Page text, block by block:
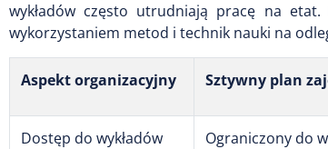
wykładów często utrudniają pracę na etat.
wykorzystaniem metod i technik nauki na
Aspekt organizacyjny Sztywny plan
Dostęp do wykładów Ograniczony do